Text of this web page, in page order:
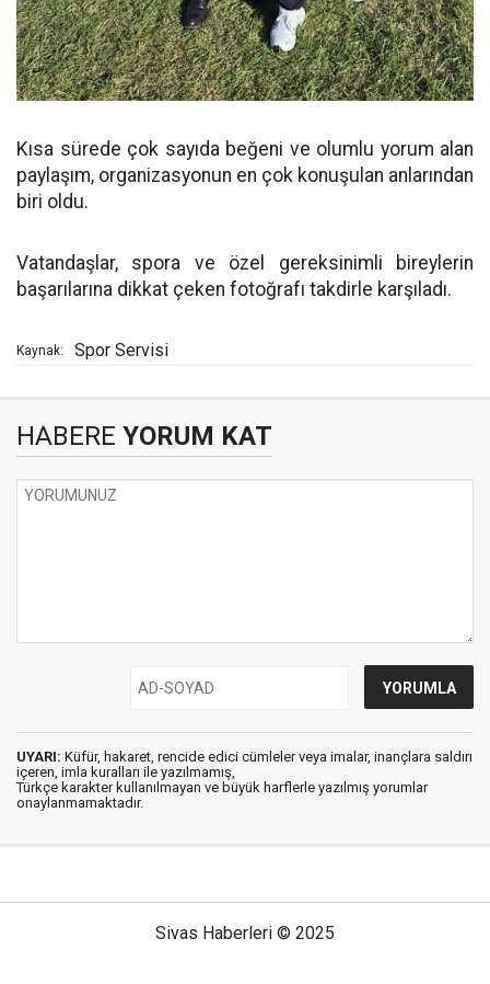
Kısa sürede çok sayıda beğeni ve olumlu yorum alan
paylaşım, organizasyonun en çok konuşulan anlarından
biri oldu.
Vatandaşlar, spora ve özel gereksinimli bireylerin
başarılarına dikkat çeken fotoğrafı takdirle karşıladı.
Kaynak: Spor Servisi
HABERE YORUM KAT
UYARI: Küfür, hakaret, rencide edici cümleler veya imalar, inançlara saldırı
içeren, imla kuralları ile yazılmamış,
Türkçe karakter kullanılmayan ve büyük harflerle yazılmış yorumlar
onaylanmamaktadır.
Sivas Haberleri © 2025